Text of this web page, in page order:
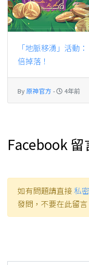
「地脈移湧」活動
倍掉落！
By 原神官方 - 4年前
Facebook 留
如有問題請直接私
發問，不要在此留言